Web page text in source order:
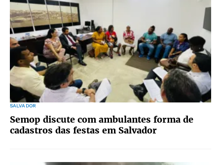
SALVADOR
Semop discute com ambulantes forma de
cadastros das festas em Salvador